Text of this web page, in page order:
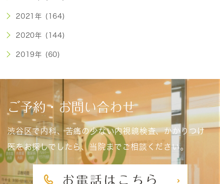
2021年 (164)
2020年 (144)
2019年 (60)
ご予約・お問い合わせ
渋谷区で内科、苦痛の少ない内視鏡検査、かかりつけ
医をお探しでしたら、当院までご相談ください。